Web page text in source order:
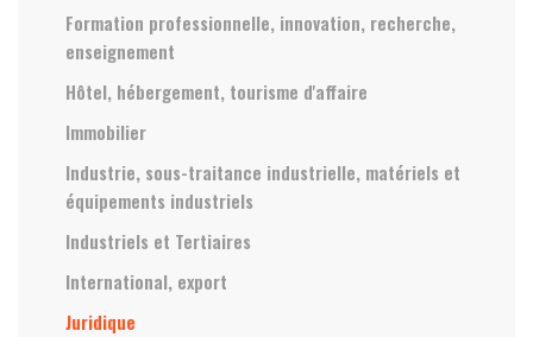
Formation professionnelle, innovation, recherche,
enseignement
Hôtel, hébergement, tourisme d'affaire
Immobilier
Industrie, sous-traitance industrielle, matériels et
équipements industriels
Industriels et Tertiaires
International, export
Juridique